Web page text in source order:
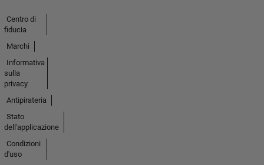
Centro di
fiducia
Marchi
Informativa
sulla
privacy
Antipirateria
Stato
dell'applicazione
Condizioni
d'uso